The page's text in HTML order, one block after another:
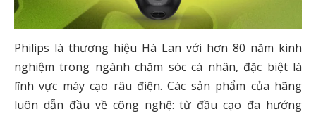
Philips là thương hiệu Hà Lan với hơn 80 năm kinh
nghiệm trong ngành chăm sóc cá nhân, đặc biệt là
lĩnh vực máy cạo râu điện. Các sản phẩm của hãng
luôn dẫn đầu về công nghệ: từ đầu cạo đa hướng